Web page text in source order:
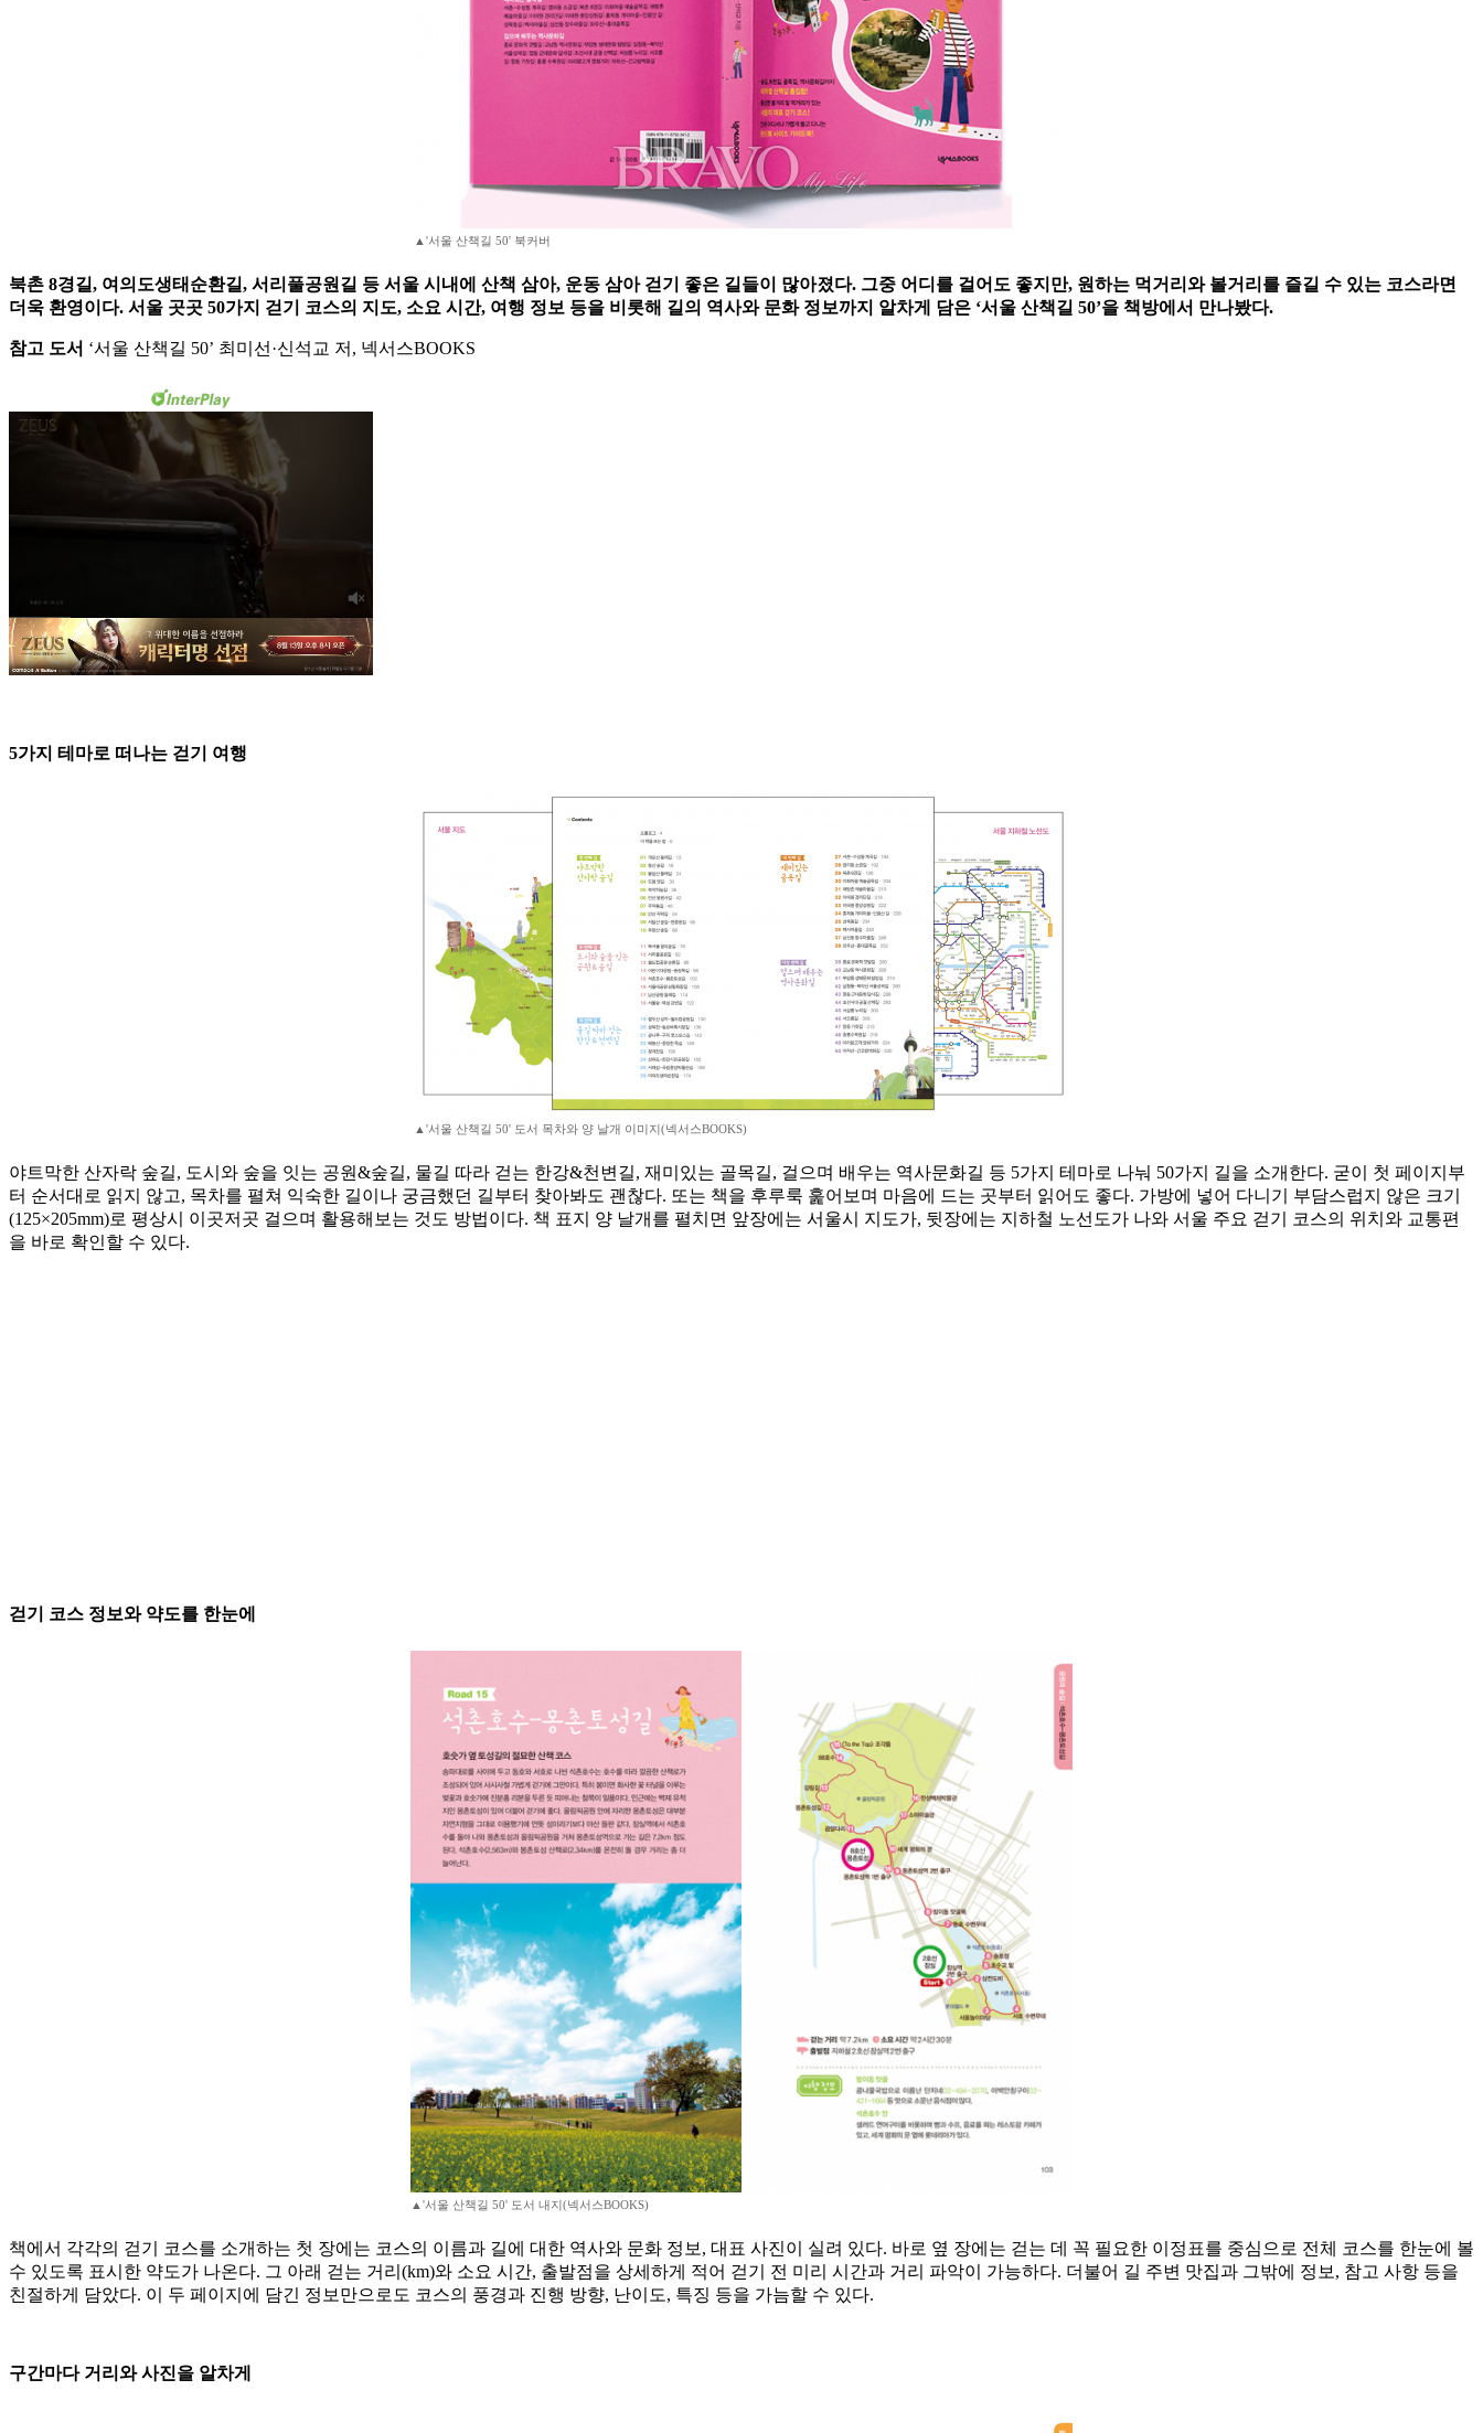
▲'서울 산책길 50' 북커버
북촌 8경길, 여의도생태순환길, 서리풀공원길 등 서울 시내에 산책 삼아, 운동 삼아 걷기 좋은 길들이 많아졌다. 그중 어디를 걸어도 좋지만, 원하는 먹거리와 볼거리를 즐길 수 있는 코스라면
더욱 환영이다. 서울 곳곳 50가지 걷기 코스의 지도, 소요 시간, 여행 정보 등을 비롯해 길의 역사와 문화 정보까지 알차게 담은 ‘서울 산책길 50’을 책방에서 만나봤다.
참고 도서 ‘서울 산책길 50’ 최미선·신석교 저, 넥서스BOOKS
5가지 테마로 떠나는 걷기 여행
▲'서울 산책길 50' 도서 목차와 양 날개 이미지(넥서스BOOKS)
야트막한 산자락 숲길, 도시와 숲을 잇는 공원&숲길, 물길 따라 걷는 한강&천변길, 재미있는 골목길, 걸으며 배우는 역사문화길 등 5가지 테마로 나눠 50가지 길을 소개한다. 굳이 첫 페이지부
터 순서대로 읽지 않고, 목차를 펼쳐 익숙한 길이나 궁금했던 길부터 찾아봐도 괜찮다. 또는 책을 후루룩 훑어보며 마음에 드는 곳부터 읽어도 좋다. 가방에 넣어 다니기 부담스럽지 않은 크기
(125×205mm)로 평상시 이곳저곳 걸으며 활용해보는 것도 방법이다. 책 표지 양 날개를 펼치면 앞장에는 서울시 지도가, 뒷장에는 지하철 노선도가 나와 서울 주요 걷기 코스의 위치와 교통편
을 바로 확인할 수 있다.
걷기 코스 정보와 약도를 한눈에
▲'서울 산책길 50' 도서 내지(넥서스BOOKS)
책에서 각각의 걷기 코스를 소개하는 첫 장에는 코스의 이름과 길에 대한 역사와 문화 정보, 대표 사진이 실려 있다. 바로 옆 장에는 걷는 데 꼭 필요한 이정표를 중심으로 전체 코스를 한눈에 볼
수 있도록 표시한 약도가 나온다. 그 아래 걷는 거리(km)와 소요 시간, 출발점을 상세하게 적어 걷기 전 미리 시간과 거리 파악이 가능하다. 더불어 길 주변 맛집과 그밖에 정보, 참고 사항 등을
친절하게 담았다. 이 두 페이지에 담긴 정보만으로도 코스의 풍경과 진행 방향, 난이도, 특징 등을 가늠할 수 있다.
구간마다 거리와 사진을 알차게